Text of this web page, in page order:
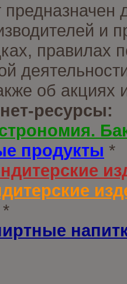
и
правилах
об
ресурсы:
продукты *
*